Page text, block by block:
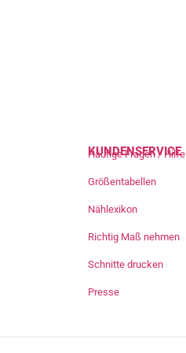
KUNDENSERVICE
Häufige Fragen / Hilfe
Größentabellen
Nählexikon
Richtig Maß nehmen
Schnitte drucken
Presse